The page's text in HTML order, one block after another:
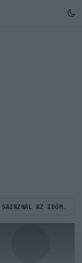
KÉNYSZERŰ KAROSSZÉRIACSERE SAINZNÁL AZ IDŐMÉRŐ ELŐTT